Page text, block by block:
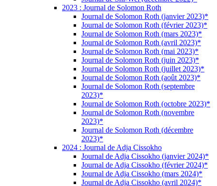
2023 : Journal de Solomon Roth
Journal de Solomon Roth (janvier 2023)*
Journal de Solomon Roth (février 2023)*
Journal de Solomon Roth (mars 2023)*
Journal de Solomon Roth (avril 2023)*
Journal de Solomon Roth (mai 2023)*
Journal de Solomon Roth (juin 2023)*
Journal de Solomon Roth (juillet 2023)*
Journal de Solomon Roth (août 2023)*
Journal de Solomon Roth (septembre
2023)*
Journal de Solomon Roth (octobre 2023)*
Journal de Solomon Roth (novembre
2023)*
Journal de Solomon Roth (décembre
2023)*
2024 : Journal de Adja Cissokho
Journal de Adja Cissokho (janvier 2024)*
Journal de Adja Cissokho (février 2024)*
Journal de Adja Cissokho (mars 2024)*
Journal de Adja Cissokho (avril 2024)*